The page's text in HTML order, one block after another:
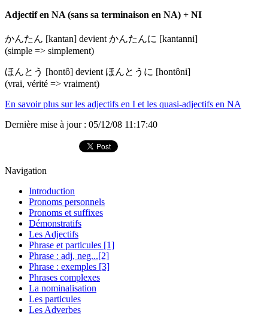
Adjectif en NA (sans sa terminaison en NA) + NI
かんたん [kantan] devient かんたんに [kantanni]
(simple => simplement)
ほんとう [hontô] devient ほんとうに [hontôni]
(vrai, vérité => vraiment)
En savoir plus sur les adjectifs en I et les quasi-adjectifs en NA
Dernière mise à jour : 05/12/08 11:17:40
Navigation
Introduction
Pronoms personnels
Pronoms et suffixes
Démonstratifs
Les Adjectifs
Phrase et particules [1]
Phrase : adj, neg...[2]
Phrase : exemples [3]
Phrases complexes
La nominalisation
Les particules
Les Adverbes